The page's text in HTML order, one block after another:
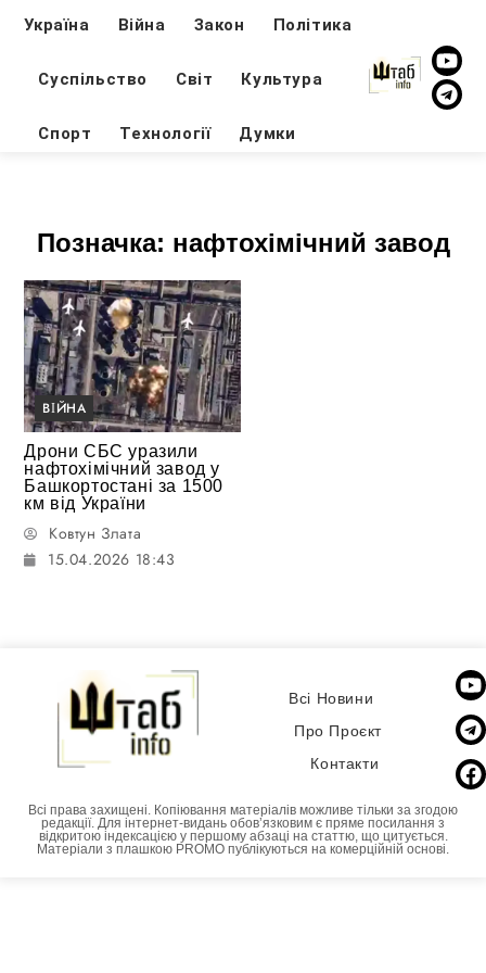
Україна Війна Закон Політика
Суспільство Світ Культура
Спорт Технології Думки
Позначка: нафтохімічний завод
ВІЙНА
Дрони СБС уразили
нафтохімічний завод у
Башкортостані за 1500
км від України
Ковтун Злата
15.04.2026 18:43
Всі Новини
Про Проєкт
Контакти
Всі права захищені. Копіювання матеріалів можливе тільки за згодою
редакції. Для інтернет-видань обовʼязковим є пряме посилання з
відкритою індексацією у першому абзаці на статтю, що цитується.
Матеріали з плашкою PROMO публікуються на комерційній основі.